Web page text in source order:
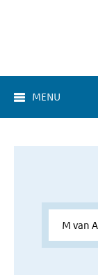
MENU